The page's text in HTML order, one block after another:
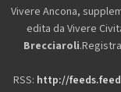
Vivere Ancona,
edita da Vivere
Brecciaroli
RSS: http://